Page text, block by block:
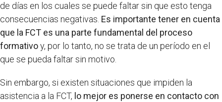
de días en los cuales se puede faltar sin que esto tenga
consecuencias negativas. Es importante tener en cuenta
que la FCT es una parte fundamental del proceso
formativoy, por lo tanto, no se trata de un período en el
que se pueda faltar sin motivo.
Sin embargo, si existen situaciones que impiden la
asistencia a la FCT, lo mejor es ponerse en contacto con